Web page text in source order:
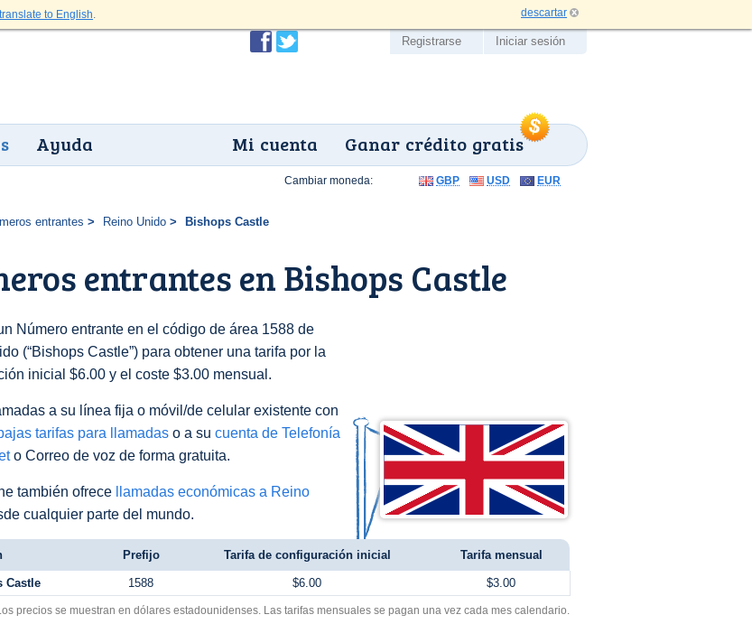
translate to English. descartar
Ayuda Ganar crédito gratis
Mi cuenta
Registrarse Iniciar sesión
entrantes Reino Unido Bishops Castle
entrantes en Bishops Castle
Número entrante en el código de área 1588 de
(“Bishops Castle”) para obtener una tarifa por la
inicial $6.00 y el coste $3.00 mensual.
a su línea fija o móvil/de celular existente con
tarifas para llamadas o a su cuenta de Telefonía
o Correo de voz de forma gratuita.
también ofrece
llamadas económicas a Reino
cualquier parte del mundo.
Cambiar moneda: GBP USD EUR
Prefijo Tarifa de configuración inicial Tarifa mensual
Castle 1588 $6.00 $3.00
precios se muestran en dólares estadounidenses. Las tarifas mensuales se pagan una vez cada mes calendario.